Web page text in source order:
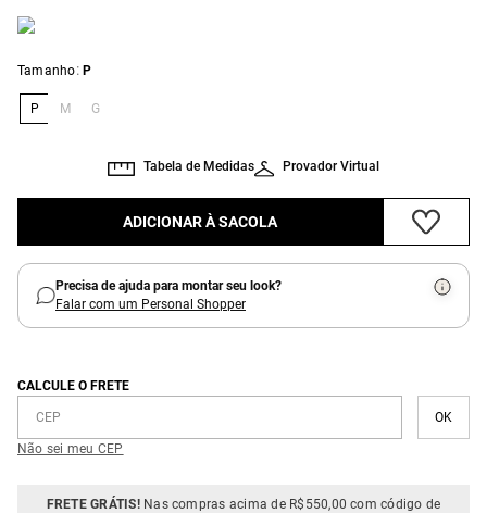
Tamanho: P
P M G
Provador Virtual
Tabela de Medidas
ADICIONAR À SACOLA
Precisa de ajuda para montar seu look?
Falar com um Personal Shopper
CALCULE O FRETE
Não sei meu CEP
FRETE GRÁTIS!Nas compras acima de R$550,00 com código de